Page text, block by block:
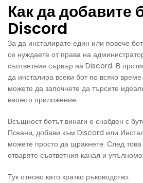
Как да добавите
Discord
За да инсталирате един или повече
се нуждаете от права на
съответния сървър на Discord. В
да инсталира всеки бот по всяко
можете да започнете да търсите
вашето приложение.
Всъщност ботът винаги е снабден с
Покани, добави към Discord или
можете просто да щракнете. След
отваряте съответния канал и
Тук отново като кратко ръководство.